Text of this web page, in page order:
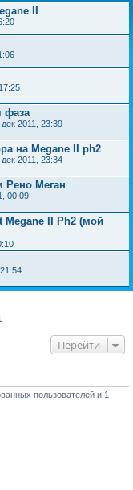
II
фаза
дек 2011, 23:39
на Megane II ph2
дек 2011, 23:34
Рено Меган
00:09
Megane II Ph2 (мой
Перейти
пользователей и 1